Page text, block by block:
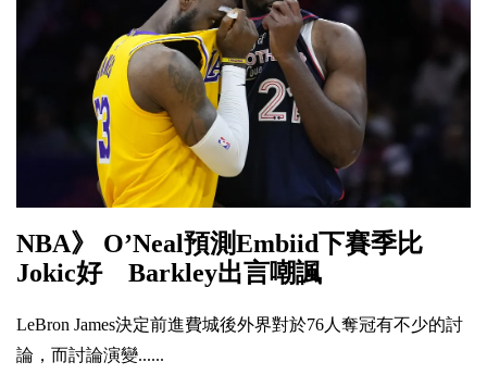
NBA》 O’Neal預測Embiid下賽季比
Jokic好 Barkley出言嘲諷
LeBron James決定前進費城後外界對於76人奪冠有不少的討
論，而討論演變......